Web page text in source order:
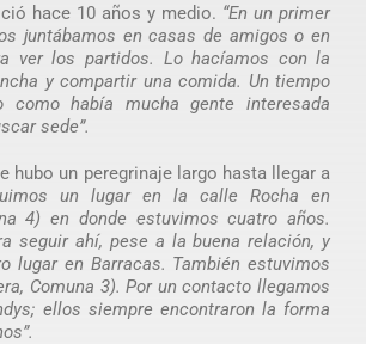
hace 10 años y medio. “En un primer
juntábamos en casas de amigos o en
ver los partidos. Lo hacíamos con la
y compartir una comida. Un tiempo
como había mucha gente interesada
sede”.
hubo un peregrinaje largo hasta llegar a
un lugar en la calle Rocha en
4) en donde estuvimos cuatro años.
seguir ahí, pese a la buena relación, y
lugar en Barracas. También estuvimos
Comuna 3). Por un contacto llegamos
ellos siempre encontraron la forma